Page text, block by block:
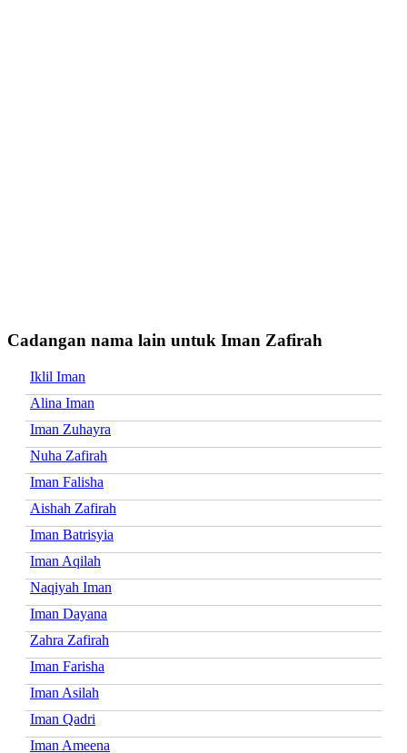
Cadangan nama lain untuk Iman Zafirah
Iklil Iman
Alina Iman
Iman Zuhayra
Nuha Zafirah
Iman Falisha
Aishah Zafirah
Iman Batrisyia
Iman Aqilah
Naqiyah Iman
Iman Dayana
Zahra Zafirah
Iman Farisha
Iman Asilah
Iman Qadri
Iman Ameena